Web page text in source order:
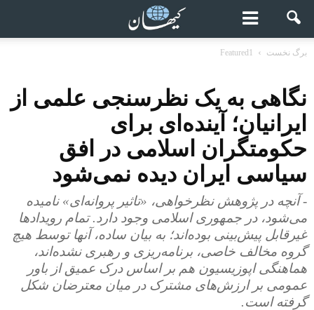
برگ نخست Featured1
نگاهی به یک نظرسنجی علمی از
ایرانیان؛ آینده‌ای برای
حکومتگران اسلامی در افق
سیاسی ایران دیده نمی‌شود
- آنچه در پژوهش نظرخواهی، «تاثیر پروانه‌ای» نامیده
می‌شود، در جمهوری اسلامی وجود دارد. تمام رویدادها
غیرقابل پیش‌بینی بوده‌اند؛ به بیان ساده، آنها توسط هیچ
گروه مخالف خاصی، برنامه‌ریزی و رهبری نشده‌اند،
هماهنگی اپوزیسیون هم بر اساس درک عمیق از باور
عمومی‌ بر ارزش‌های مشترک در میان معترضان شکل
گرفته است.